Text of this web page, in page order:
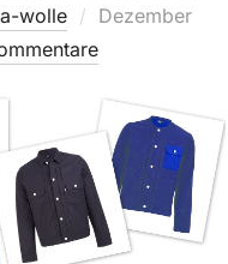
wolle
Veröffentlicht
am
Dezember